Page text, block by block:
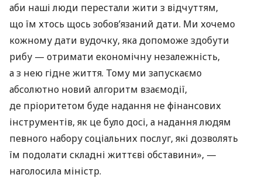
аби наші люди перестали жити з відчуттям,
що їм хтось щось зобов’язаний дати. Ми хочемо
кожному дати вудочку, яка допоможе здобути
рибу — отримати економічну незалежність,
а з нею гідне життя. Тому ми запускаємо
абсолютно новий алгоритм взаємодії,
де пріоритетом буде надання не фінансових
інструментів, як це було досі, а надання людям
певного набору соціальних послуг, які дозволять
їм подолати складні життєві обставини», —
наголосила міністр.